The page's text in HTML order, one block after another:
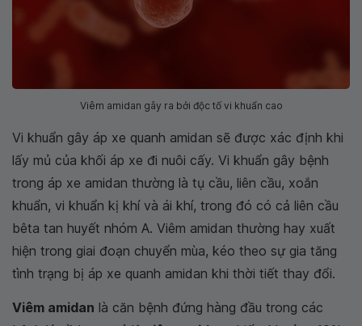
Viêm amidan gây ra bởi độc tố vi khuẩn cao
Vi khuẩn gây áp xe quanh amidan sẽ được xác định khi
lấy mủ của khối áp xe đi nuôi cấy. Vi khuẩn gây bệnh
trong áp xe amidan thường là tụ cầu, liên cầu, xoắn
khuẩn, vi khuẩn kị khí và ái khí, trong đó có cả liên cầu
bêta tan huyết nhóm A. Viêm amidan thường hay xuất
hiện trong giai đoạn chuyển mùa, kéo theo sự gia tăng
tình trạng bị áp xe quanh amidan khi thời tiết thay đổi.
Viêm amidan là căn bệnh đứng hàng đầu trong các